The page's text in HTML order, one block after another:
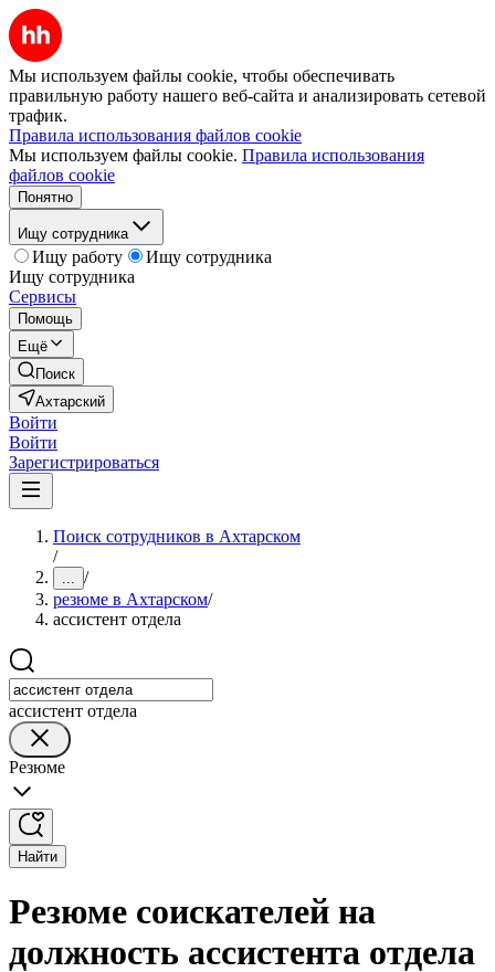
Мы используем файлы cookie, чтобы обеспечивать
правильную работу нашего веб-сайта и анализировать сетевой
трафик.
Правила использования файлов cookie
Мы используем файлы cookie. Правила использования
файлов cookie
Понятно
Ищу сотрудника
Ищу работу
Ищу сотрудника
Ищу сотрудника
Сервисы
Помощь
Ещё
Поиск
Ахтарский
Войти
Войти
Зарегистрироваться
Поиск сотрудников в Ахтарском
/
... /
резюме в Ахтарском/
ассистент отдела
ассистент отдела
Резюме
Найти
Резюме соискателей на
должность ассистента отдела